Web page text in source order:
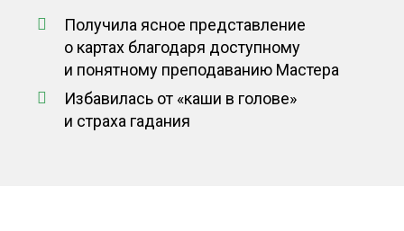
Получила ясное представление
о картах благодаря доступному
и понятному преподаванию Мастера
Избавилась от «каши в голове»
и страха гадания